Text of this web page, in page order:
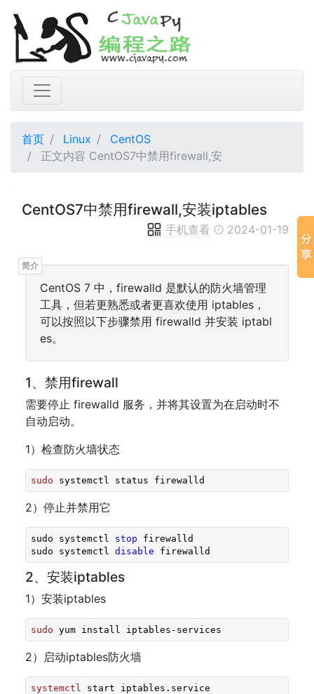
首页 Linux
CentOS
正文内容 CentOS7中禁用firewall,安
CentOS7中禁用firewall,安装iptables
手机查看 2024-01-19
CentOS 7 中，firewalld 是默认的防火墙管理
工具，但若更熟悉或者更喜欢使用 iptables，
可以按照以下步骤禁用 firewalld 并安装 iptabl
es。
1、禁用firewall
需要停止 firewalld 服务，并将其设置为在启动时不
自动启动。
1）检查防火墙状态
sudo
2）停止并禁用它
sudo systemctl stop firewalld
sudo systemctl disable firewalld
2、安装iptables
1）安装iptables
sudo yum install iptables-services
2）启动iptables防火墙
systemctl start iptables.service